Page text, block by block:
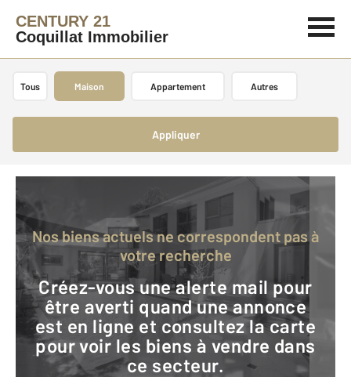
CENTURY 21
Coquillat Immobilier
Tous Maison Appartement Autres
Appliquer
Nos biens actuels ne correspondent pas à
votre recherche
Créez-vous une alerte mail pour
être averti quand une annonce
est en ligne et consultez la carte
pour voir les biens à vendre dans
ce secteur.